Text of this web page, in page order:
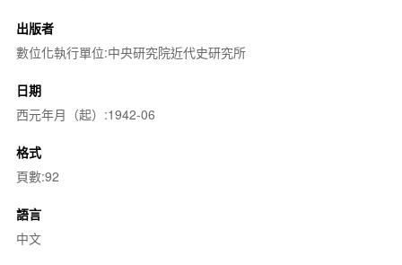
出版者
數位化執行單位:中央研究院近代史研究所
日期
西元年月（起）:1942-06
格式
頁數:92
語言
中文